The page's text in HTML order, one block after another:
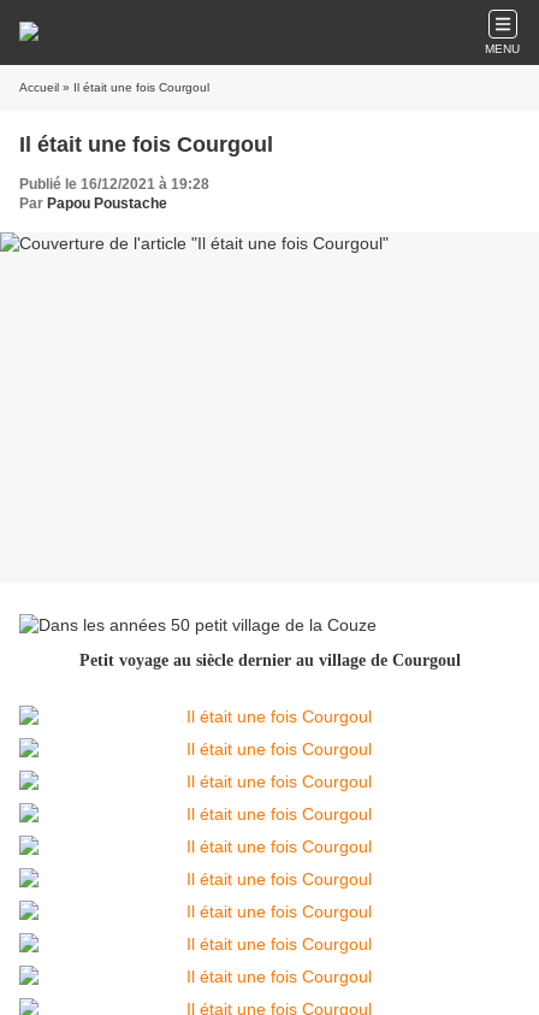
MENU
Accueil » Il était une fois Courgoul
Il était une fois Courgoul
Publié le 16/12/2021 à 19:28
Par Papou Poustache
Petit voyage au siècle dernier au village de Courgoul